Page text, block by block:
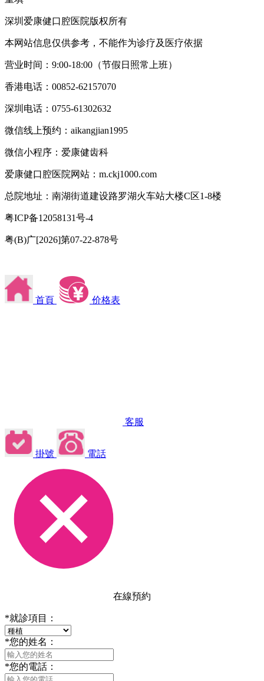
深圳爱康健口腔医院版权所有
本网站信息仅供参考，不能作为诊疗及医疗依据
营业时间：9:00-18:00（节假日照常上班）
香港电话：00852-62157070
深圳电话：0755-61302632
微信线上预约：aikangjian1995
微信小程序：爱康健齿科
爱康健口腔医院网站：m.ckj1000.com
总院地址：南湖街道建设路罗湖火车站大楼C区1-8楼
粤ICP备12058131号-4
粤(B)广[2026]第07-22-878号
首頁 价格表
客服
掛號 電話
在線預約
*就診項目：
*您的姓名：
*您的電話：